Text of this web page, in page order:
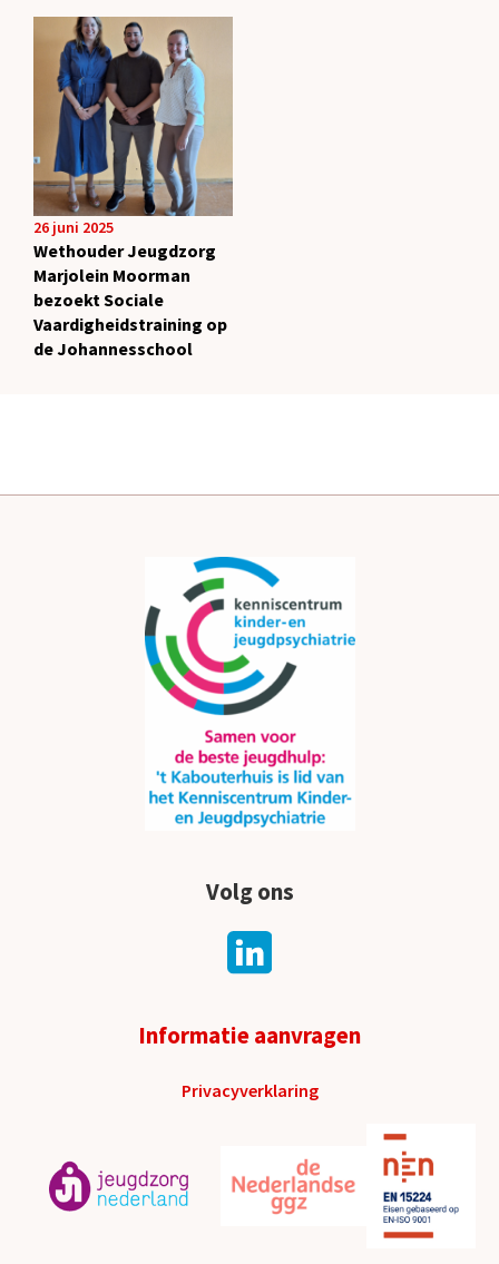
26 juni 2025
Wethouder Jeugdzorg
Marjolein Moorman
bezoekt Sociale
Vaardigheidstraining op
de Johannesschool
Volg ons
Informatie aanvragen
Privacyverklaring